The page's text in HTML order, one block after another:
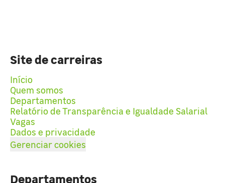
Site de carreiras
Início
Quem somos
Departamentos
Relatório de Transparência e Igualdade Salarial
Vagas
Dados e privacidade
Gerenciar cookies
Departamentos